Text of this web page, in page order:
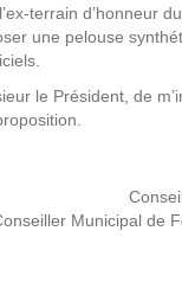
terrain d’honneur
une pelouse
le Président, de
Municipal de